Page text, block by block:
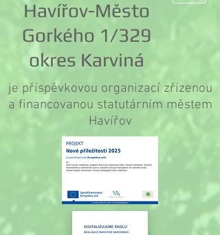
Havířov-Město
Gorkého 1/329
okres Karviná
je příspěvkovou organizací zřízenou
a financovanou statutárním městem
Havířov